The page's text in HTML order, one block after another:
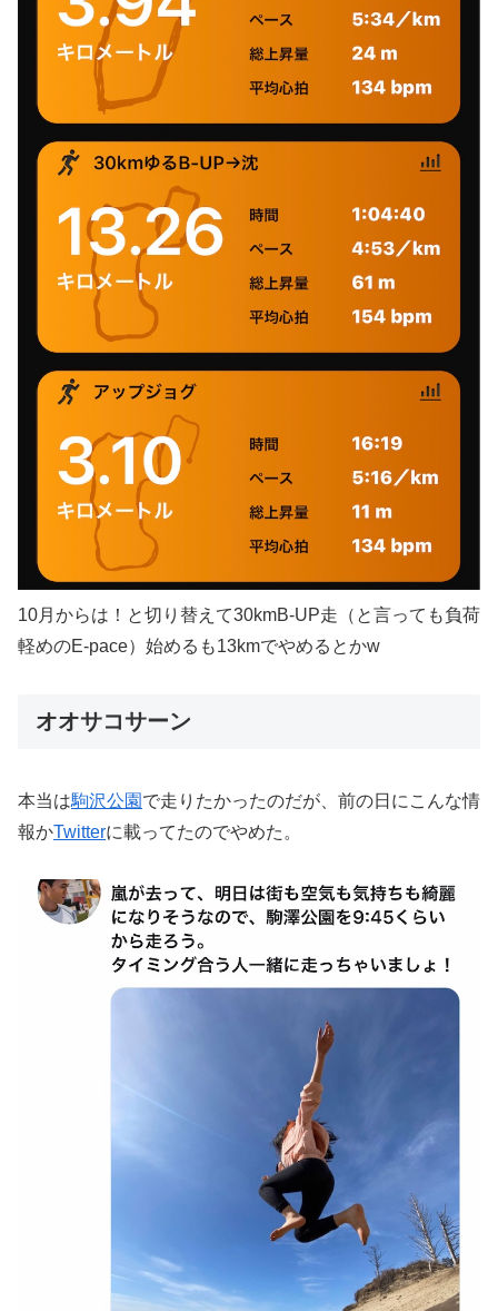
10月からは！と切り替えて30kmB-UP走（と言っても負荷
軽めのE-pace）始めるも13kmでやめるとかw
オオサコサーン
本当は駒沢公園 で走りたかったのだが、前の日にこんな情
報かTwitterに載ってたのでやめた。